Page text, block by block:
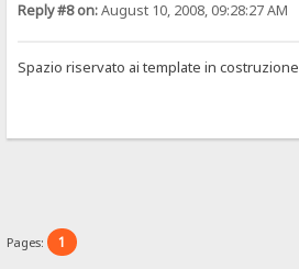
Reply #8 on:August 10, 2008, 09:28:27 AM
Spazio riservato ai template in costruzione
Pages: 1